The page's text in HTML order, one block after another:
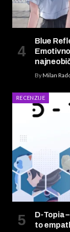
Blue
ByMilan
RECENZIJE
D-Topia
to